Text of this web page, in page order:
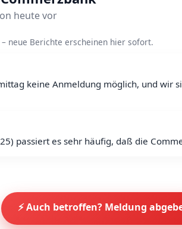
heute vor
neue Berichte erscheinen hier sofort.
keine Anmeldung möglich, und wir
passiert es sehr häufig, daß die
⚡ Auch betroffen? Meldung